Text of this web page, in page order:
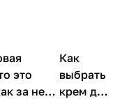
это
за ней
за
лицом
Как
выбрать
крем для